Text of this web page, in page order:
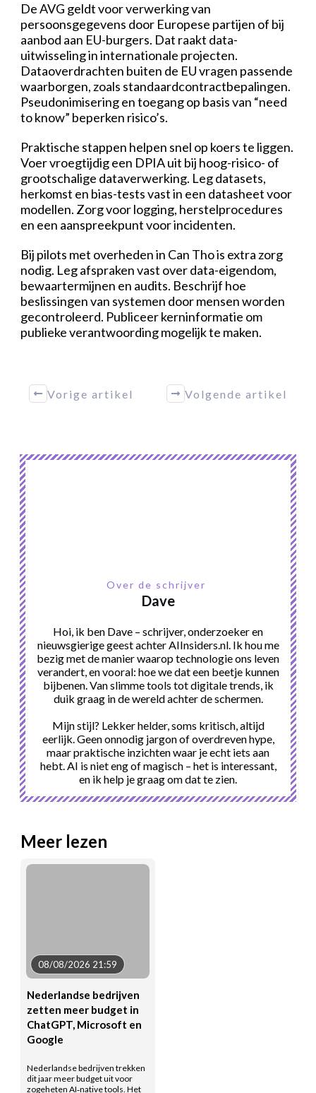
De AVG geldt voor verwerking van
persoonsgegevens door Europese partijen of bij
aanbod aan EU-burgers. Dat raakt data-
uitwisseling in internationale projecten.
Dataoverdrachten buiten de EU vragen passende
waarborgen, zoals standaardcontractbepalingen.
Pseudonimisering en toegang op basis van “need
to know” beperken risico’s.
Praktische stappen helpen snel op koers te liggen.
Voer vroegtijdig een DPIA uit bij hoog-risico- of
grootschalige dataverwerking. Leg datasets,
herkomst en bias-tests vast in een datasheet voor
modellen. Zorg voor logging, herstelprocedures
en een aanspreekpunt voor incidenten.
Bij pilots met overheden in Can Tho is extra zorg
nodig. Leg afspraken vast over data-eigendom,
bewaartermijnen en audits. Beschrijf hoe
beslissingen van systemen door mensen worden
gecontroleerd. Publiceer kerninformatie om
publieke verantwoording mogelijk te maken.
Vorige artikel Volgende artikel
Over de schrijver
Dave
Hoi, ik ben Dave – schrijver, onderzoeker en
nieuwsgierige geest achter AIInsiders.nl. Ik hou me
bezig met de manier waarop technologie ons leven
verandert, en vooral: hoe we dat een beetje kunnen
bijbenen. Van slimme tools tot digitale trends, ik
duik graag in de wereld achter de schermen.
Mijn stijl? Lekker helder, soms kritisch, altijd
eerlijk. Geen onnodig jargon of overdreven hype,
maar praktische inzichten waar je echt iets aan
hebt. AI is niet eng of magisch – het is interessant,
en ik help je graag om dat te zien.
Meer lezen
08/08/2026 21:59
Nederlandse bedrijven
zetten meer budget in
ChatGPT, Microsoft en
Google
Nederlandse bedrijven trekken
dit jaar meer budget uit voor
zogeheten AI‑native tools. Het